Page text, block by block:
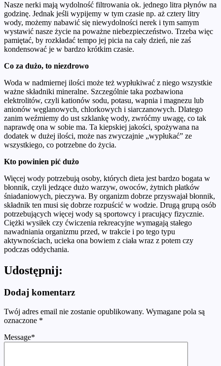
Nasze nerki mają wydolność filtrowania ok. jednego litra płynów na
godzinę. Jednak jeśli wypijemy w tym czasie np. aż cztery litry
wody, możemy nabawić się niewydolności nerek i tym samym
wystawić nasze życie na poważne niebezpieczeństwo. Trzeba więc
pamiętać, by rozkładać tempo jej picia na cały dzień, nie zaś
kondensować je w bardzo krótkim czasie.
Co za dużo, to niezdrowo
Woda w nadmiernej ilości może też wypłukiwać z niego wszystkie
ważne składniki mineralne. Szczególnie taka pozbawiona
elektrolitów, czyli kationów sodu, potasu, wapnia i magnezu lub
anionów węglanowych, chlorkowych i siarczanowych. Dlatego
zanim weźmiemy do ust szklankę wody, zwróćmy uwagę, co tak
naprawdę ona w sobie ma. Ta kiepskiej jakości, spożywana na
dodatek w dużej ilości, może nas zwyczajnie „wypłukać” ze
wszystkiego, co potrzebne do życia.
Kto powinien pić dużo
Więcej wody potrzebują osoby, których dieta jest bardzo bogata w
błonnik, czyli jedzące dużo warzyw, owoców, żytnich płatków
śniadaniowych, pieczywa. By organizm dobrze przyswajał błonnik,
składnik ten musi się dobrze rozpuścić w wodzie. Drugą grupą osób
potrzebujących więcej wody są sportowcy i pracujący fizycznie.
Ciężki wysiłek czy ćwiczenia rekreacyjne wymagają stałego
nawadniania organizmu przed, w trakcie i po tego typu
aktywnościach, ucieka ona bowiem z ciała wraz z potem czy
podczas oddychania.
Udostępnij:
Dodaj komentarz
Twój adres email nie zostanie opublikowany. Wymagane pola są
oznaczone *
Message*